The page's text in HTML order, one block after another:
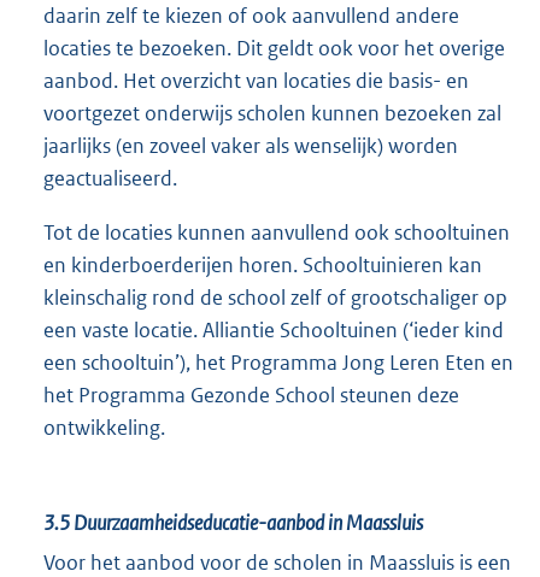
daarin zelf te kiezen of ook aanvullend andere
locaties te bezoeken. Dit geldt ook voor het overige
aanbod. Het overzicht van locaties die basis- en
voortgezet onderwijs scholen kunnen bezoeken zal
jaarlijks (en zoveel vaker als wenselijk) worden
geactualiseerd.
Tot de locaties kunnen aanvullend ook schooltuinen
en kinderboerderijen horen. Schooltuinieren kan
kleinschalig rond de school zelf of grootschaliger op
een vaste locatie. Alliantie Schooltuinen (‘ieder kind
een schooltuin’), het Programma Jong Leren Eten en
het Programma Gezonde School steunen deze
ontwikkeling.
3.5Duurzaamheidseducatie-aanbod in Maassluis
Voor het aanbod voor de scholen in Maassluis is een